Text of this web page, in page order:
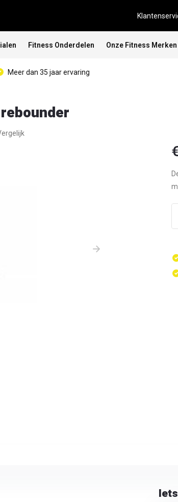
Fitness Onderdelen Onze Fitness Merken
Meer dan 35 jaar ervaring